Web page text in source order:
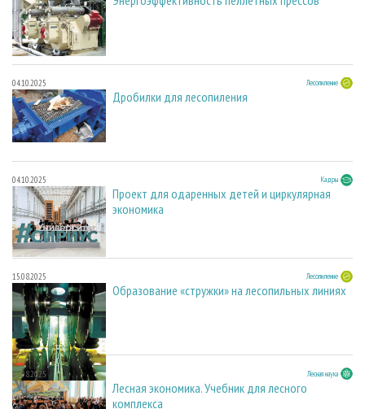
04.10.2025 Лесопиление
Дробилки для лесопиления
04.10.2025 Кадры
Проект для одаренных детей и циркулярная
экономика
15.08.2025 Лесопиление
Образование «стружки» на лесопильных линиях
15.08.2025 Лесная наука
Лесная экономика. Учебник для лесного
комплекса